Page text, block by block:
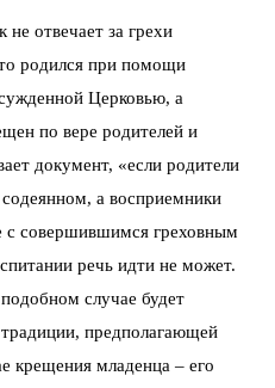
отвечает за грехи
родился при помощи
Церковью, а
по вере родителей и
документ, «если родители
а восприемники
с совершившимся греховным
речь идти не может.
случае будет
традиции, предполагающей
крещения младенца – его